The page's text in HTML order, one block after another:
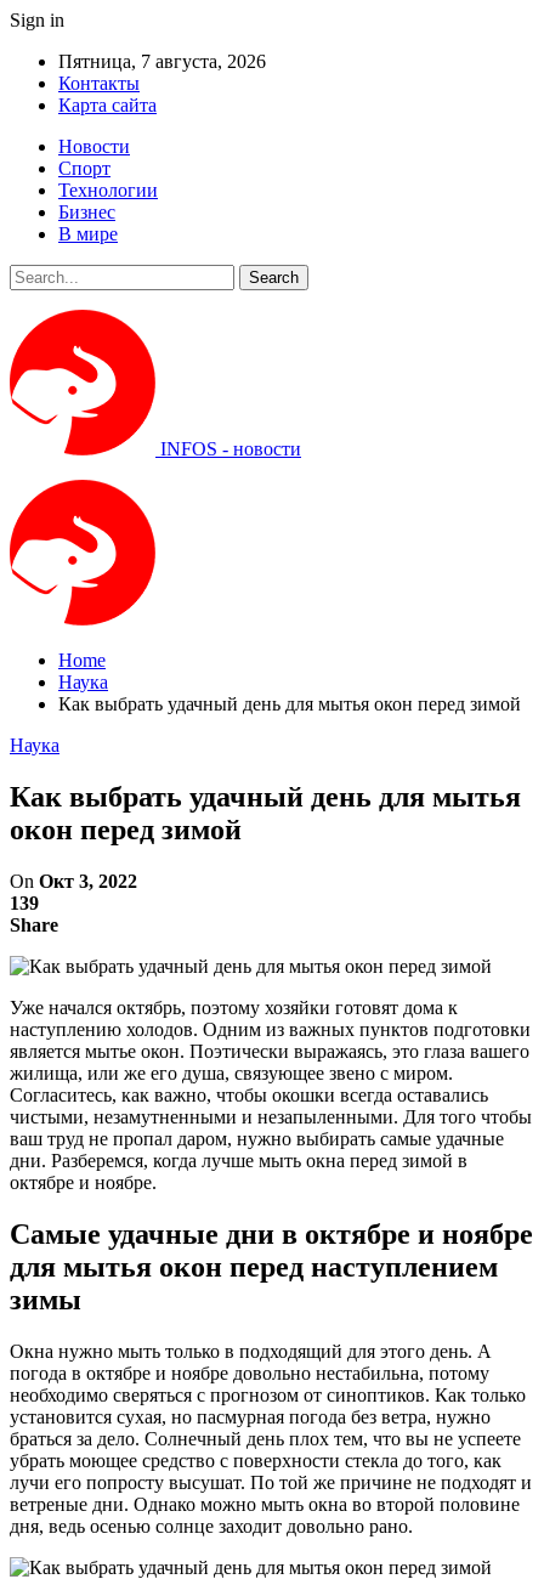
Sign in
Пятница, 7 августа, 2026
Контакты
Карта сайта
Новости
Спорт
Технологии
Бизнес
В мире
INFOS - новости
Home
Наука
Как выбрать удачный день для мытья окон перед зимой
Наука
Как выбрать удачный день для мытья
окон перед зимой
On Окт 3, 2022
139
Share
Уже начался октябрь, поэтому хозяйки готовят дома к
наступлению холодов. Одним из важных пунктов подготовки
является мытье окон. Поэтически выражаясь, это глаза вашего
жилища, или же его душа, связующее звено с миром.
Согласитесь, как важно, чтобы окошки всегда оставались
чистыми, незамутненными и незапыленными. Для того чтобы
ваш труд не пропал даром, нужно выбирать самые удачные
дни. Разберемся, когда лучше мыть окна перед зимой в
октябре и ноябре.
Самые удачные дни в октябре и ноябре
для мытья окон перед наступлением
зимы
Окна нужно мыть только в подходящий для этого день. А
погода в октябре и ноябре довольно нестабильна, потому
необходимо сверяться с прогнозом от синоптиков. Как только
установится сухая, но пасмурная погода без ветра, нужно
браться за дело. Солнечный день плох тем, что вы не успеете
убрать моющее средство с поверхности стекла до того, как
лучи его попросту высушат. По той же причине не подходят и
ветреные дни. Однако можно мыть окна во второй половине
дня, ведь осенью солнце заходит довольно рано.